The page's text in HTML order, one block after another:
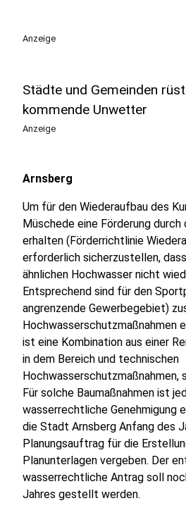
Anzeige
Städte und Gemeinden
kommende Unwetter
Anzeige
Arnsberg
Um für den Wiederaufbau des
Müschede eine Förderung durch
erhalten (Förderrichtlinie
erforderlich sicherzustellen,
ähnlichen Hochwasser nicht
Entsprechend sind für den
angrenzende Gewerbegebiet)
Hochwasserschutzmaßnahmen
ist eine Kombination aus einer
in dem Bereich und technischen
Hochwasserschutzmaßnahmen,
Für solche Baumaßnahmen ist
wasserrechtliche Genehmigung
die Stadt Arnsberg Anfang des
Planungsauftrag für die
Planunterlagen vergeben. Der
wasserrechtliche Antrag soll
Jahres gestellt werden.